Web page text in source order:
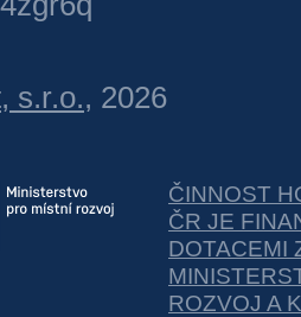
s.r.o., 2026
ČINNOST
ČR JE
DOTACEMI
ROZVOJ A